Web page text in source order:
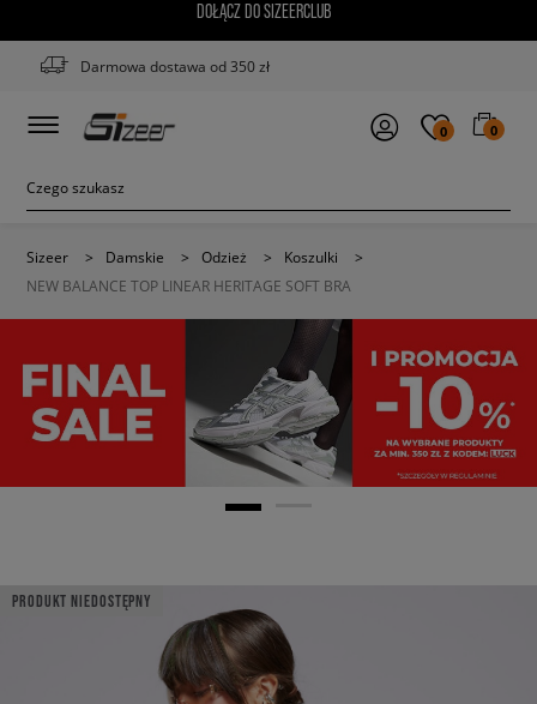
DOŁĄCZ DO SIZEERCLUB
Darmowa dostawa od 350 zł
0 0
Sizeer > Damskie > Odzież > Koszulki
>
NEW BALANCE TOP LINEAR HERITAGE SOFT BRA
PRODUKT NIEDOSTĘPNY